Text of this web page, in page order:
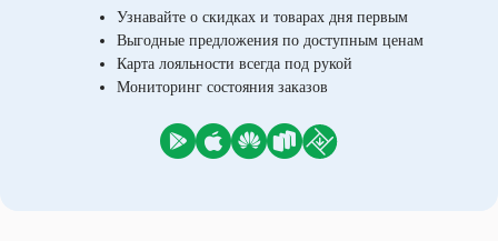
Узнавайте о скидках и товарах дня первым
Выгодные предложения по доступным ценам
Карта лояльности всегда под рукой
Мониторинг состояния заказов